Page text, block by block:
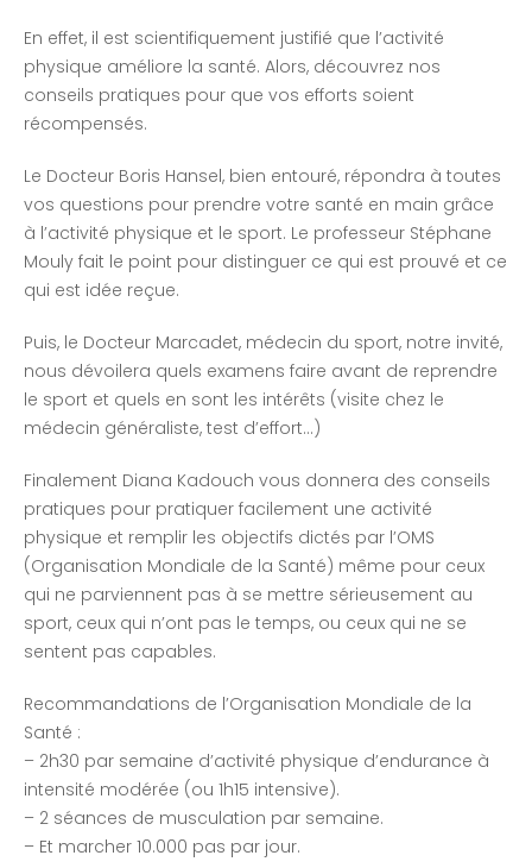
En effet, il est scientifiquement justifié que l’activité
physique améliore la santé. Alors, découvrez nos
conseils pratiques pour que vos efforts soient
récompensés.
Le Docteur Boris Hansel, bien entouré, répondra à toutes
vos questions pour prendre votre santé en main grâce
à l’activité physique et le sport. Le professeur Stéphane
Mouly fait le point pour distinguer ce qui est prouvé et ce
qui est idée reçue.
Puis, le Docteur Marcadet, médecin du sport, notre invité,
nous dévoilera quels examens faire avant de reprendre
le sport et quels en sont les intérêts (visite chez le
médecin généraliste, test d’effort…)
Finalement Diana Kadouch vous donnera des conseils
pratiques pour pratiquer facilement une activité
physique et remplir les objectifs dictés par l’OMS
(Organisation Mondiale de la Santé) même pour ceux
qui ne parviennent pas à se mettre sérieusement au
sport, ceux qui n’ont pas le temps, ou ceux qui ne se
sentent pas capables.
Recommandations de l’Organisation Mondiale de la
Santé :
– 2h30 par semaine d’activité physique d’endurance à
intensité modérée (ou 1h15 intensive).
– 2 séances de musculation par semaine.
– Et marcher 10.000 pas par jour.